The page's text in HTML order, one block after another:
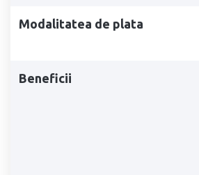
Modalitatea de plata
Beneficii